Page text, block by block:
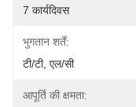
7 कार्यदिवस
भुगतान शर्तें:
टी/टी, एल/सी
आपूर्ति की क्षमता: